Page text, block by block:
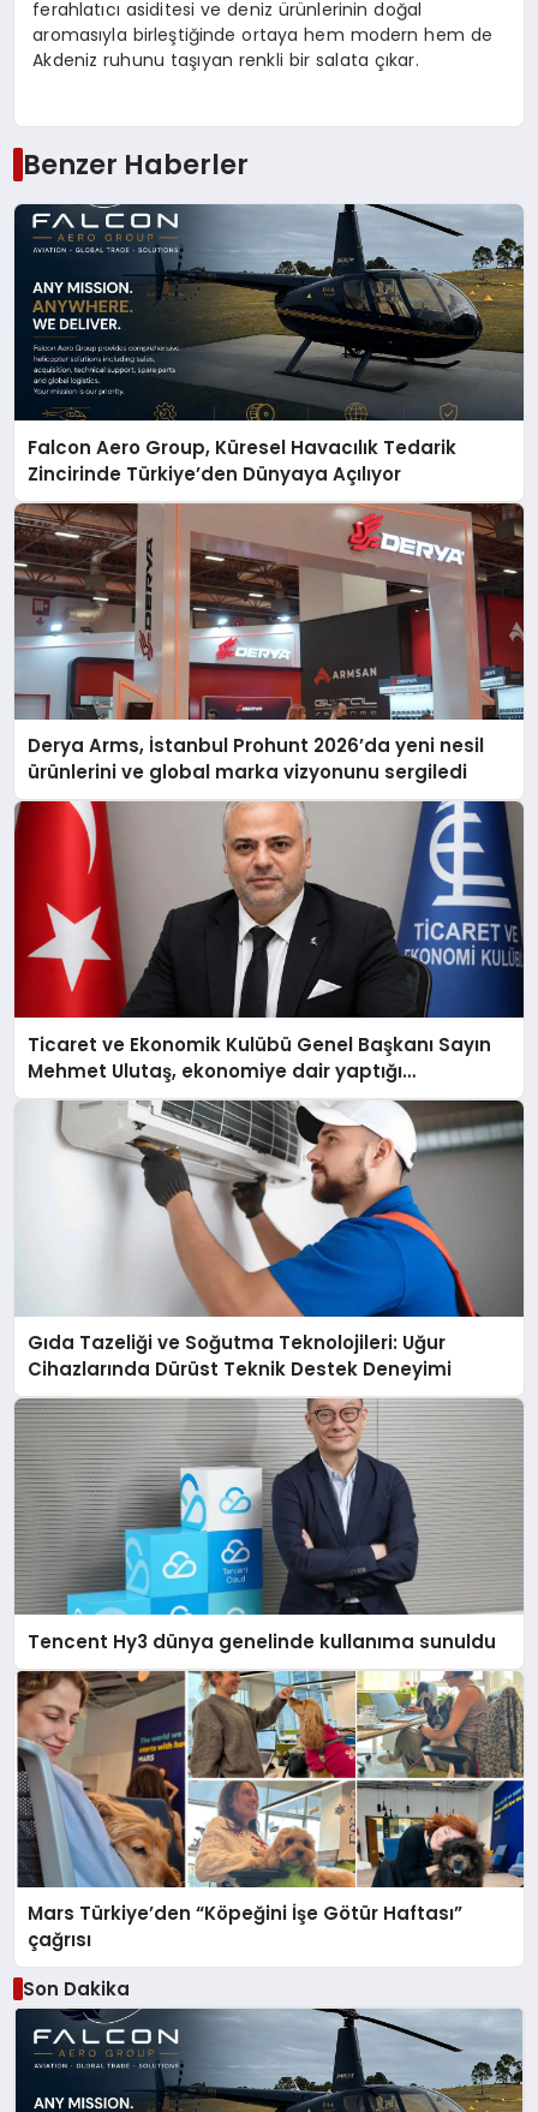
ferahlatıcı asiditesi ve deniz ürünlerinin doğal
aromasıyla birleştiğinde ortaya hem modern hem de
Akdeniz ruhunu taşıyan renkli bir salata çıkar.
Benzer Haberler
Falcon Aero Group, Küresel Havacılık Tedarik
Zincirinde Türkiye’den Dünyaya Açılıyor
Derya Arms, İstanbul Prohunt 2026’da yeni nesil
ürünlerini ve global marka vizyonunu sergiledi
Ticaret ve Ekonomik Kulübü Genel Başkanı Sayın
Mehmet Ulutaş, ekonomiye dair yaptığı
açıklamada şunları kaydetti:
Gıda Tazeliği ve Soğutma Teknolojileri: Uğur
Cihazlarında Dürüst Teknik Destek Deneyimi
Tencent Hy3 dünya genelinde kullanıma sunuldu
Mars Türkiye’den “Köpeğini İşe Götür Haftası”
çağrısı
Son Dakika